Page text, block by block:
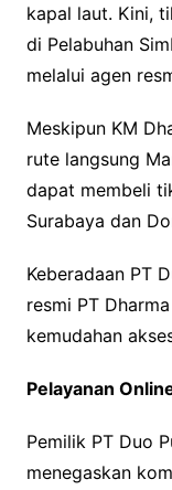
kapal laut. Kini,
di Pelabuhan
melalui agen
Meskipun KM
rute langsung
dapat membeli
Surabaya dan
Keberadaan PT
resmi PT
kemudahan
Pelayanan
Pemilik PT Duo
menegaskan